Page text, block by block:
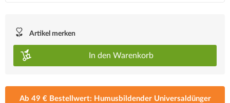
Artikel merken
In den Warenkorb
Ab 49 € Bestellwert: Humusbildender Universaldünger